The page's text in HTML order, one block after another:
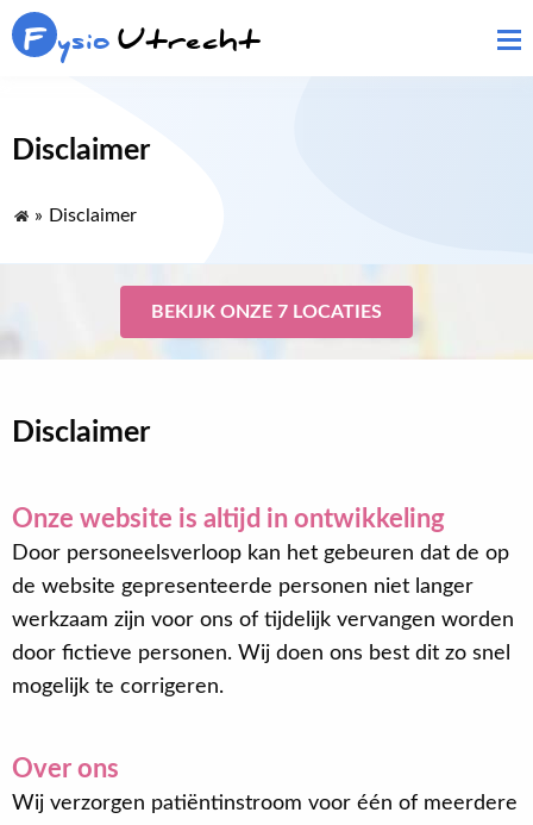
F ysioUtrecht
Disclaimer
» Disclaimer
BEKIJK ONZE 7 LOCATIES
Disclaimer
Onze website is altijd in ontwikkeling
Door personeelsverloop kan het gebeuren dat de op
de website gepresenteerde personen niet langer
werkzaam zijn voor ons of tijdelijk vervangen worden
door fictieve personen. Wij doen ons best dit zo snel
mogelijk te corrigeren.
Over ons
Wij verzorgen patiëntinstroom voor één of meerdere